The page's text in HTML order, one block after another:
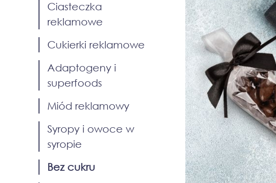
Ciasteczka
reklamowe
Cukierki reklamowe
Adaptogeny i
superfoods
Miód reklamowy
Syropy i owoce w
syropie
Bez cukru